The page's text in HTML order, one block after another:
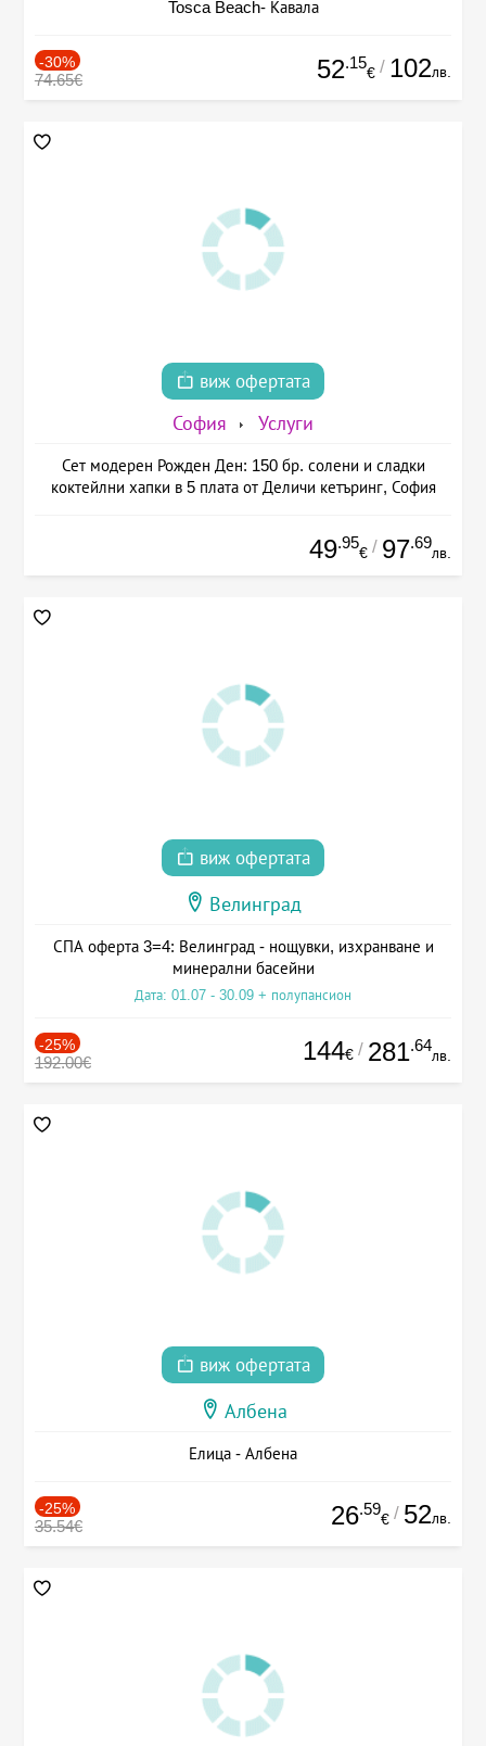
Tosca Beach- Кавала
-30%
74.65€ 52.15
€ / 102лв.
виж офертата
София Услуги
Сет модерен Рожден Ден: 150 бр. солени и сладки
коктейлни хапки в 5 плата от Деличи кетъринг, София
49.95
€ / 97.69
лв.
виж офертата
Велинград
СПА оферта 3=4: Велинград - нощувки, изхранване и
минерални басейни
Дата: 01.07 - 30.09 + полупансион
-25%
192.00€ 144€ / 281.64
лв.
виж офертата
Албена
Елица - Албена
-25%
35.54€ 26.59
€ / 52лв.